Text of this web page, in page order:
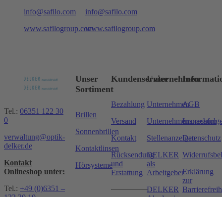
info@safilo.com
www.safilogroup.com
info@safilo.com
www.safilogroup.com
Tel.: 06351 122 30
0
verwaltung@optik-
delker.de
Kontakt
Onlineshop unter:
Tel.: +49 (0)6351 –
Unser
Sortiment
Brillen
Sonnenbrillen
Kontaktlinsen
Hörsysteme
Kundenservice
Bezahlung
Versand
Kontakt
Rücksendung
und
Erstattung
Unternehmen
Unternehmen
Stellenanzeigen
DELKER
als
Arbeitgeber
DELKER
AGB
Impressum
Datenschutz
Erklärung
zur